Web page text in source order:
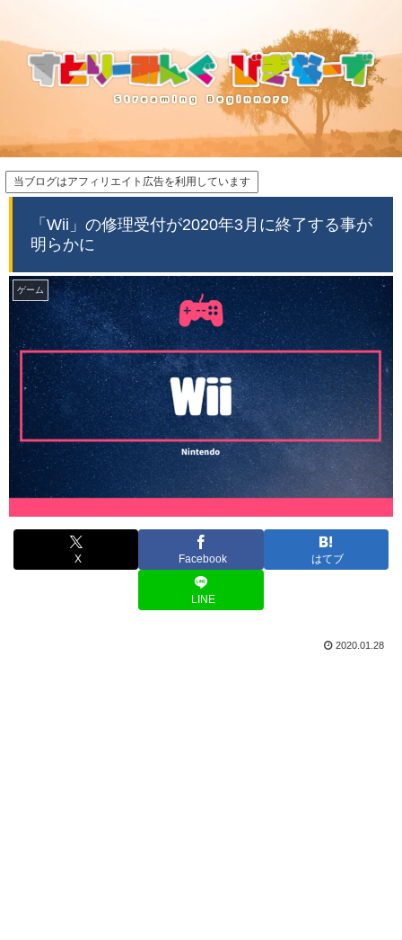
当ブログはアフィリエイト広告を利用しています
「Wii」の修理受付が2020年3月に終了する事が
明らかに
ゲーム
X Facebook はてブ
LINE
2020.01.28